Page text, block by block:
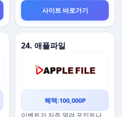
사이트 바로가기
24. 애플파일
혜택:100,000P
이벤트가 자주 열려 포인트나